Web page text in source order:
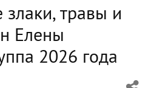
травы и
Елены
2026 года